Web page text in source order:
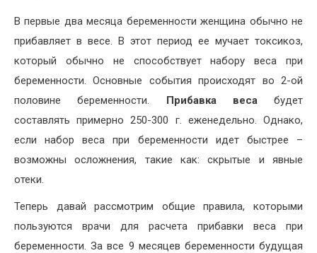
В первые два месяца беременности женщина обычно не
прибавляет в весе. В этот период ее мучает токсикоз,
который обычно не способствует набору веса при
беременности. Основные события происходят во 2-ой
половине беременности. Прибавка весабудет
составлять примерно 250-300 г. еженедельно. Однако,
если набор веса при беременности идет быстрее –
возможны осложнения, такие как: скрытые и явные
отеки.
Теперь давай рассмотрим общие правила, которыми
пользуются врачи для расчета прибавки веса при
беременности. За все 9 месяцев беременности будущая